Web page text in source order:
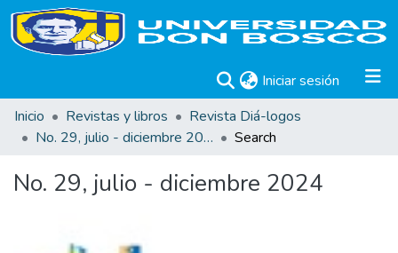
Iniciar sesión (current)
Inicio
Revistas y libros
Revista Diá-logos
No. 29, julio - diciembre 2024
Search
No. 29, julio - diciembre 2024